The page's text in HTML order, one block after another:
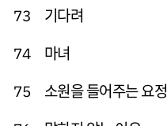
73 기다려
74 마녀
75 소원을 들어주는 요정